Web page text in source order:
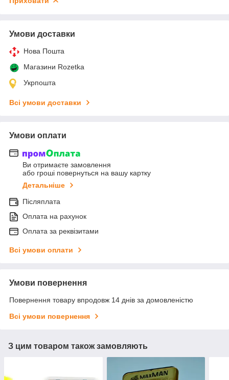
Умови доставки
Нова Пошта
Магазини Rozetka
Укрпошта
Всі умови доставки
Умови оплати
Ви отримаєте замовлення
або гроші повернуться на вашу картку
Детальніше
Післяплата
Оплата на рахунок
Оплата за реквізитами
Всі умови оплати
Умови повернення
Повернення товару впродовж 14 днів за домовленістю
Всі умови повернення
З цим товаром також замовляють